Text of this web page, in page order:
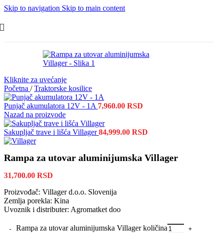
Skip to navigation Skip to main content
Kliknite za uvećanje
Početna / Traktorske kosilice
Punjač akumulatora 12V - 1A 7,960.00 RSD
Nazad na proizvode
Sakupljač trave i lišća Villager84,999.00 RSD
Rampa za utovar aluminijumska Villager
31,700.00 RSD
Proizvođač: Villager d.o.o. Slovenija
Zemlja porekla: Kina
Uvoznik i distributer: Agromatket doo
Rampa za utovar aluminijumska Villager količina